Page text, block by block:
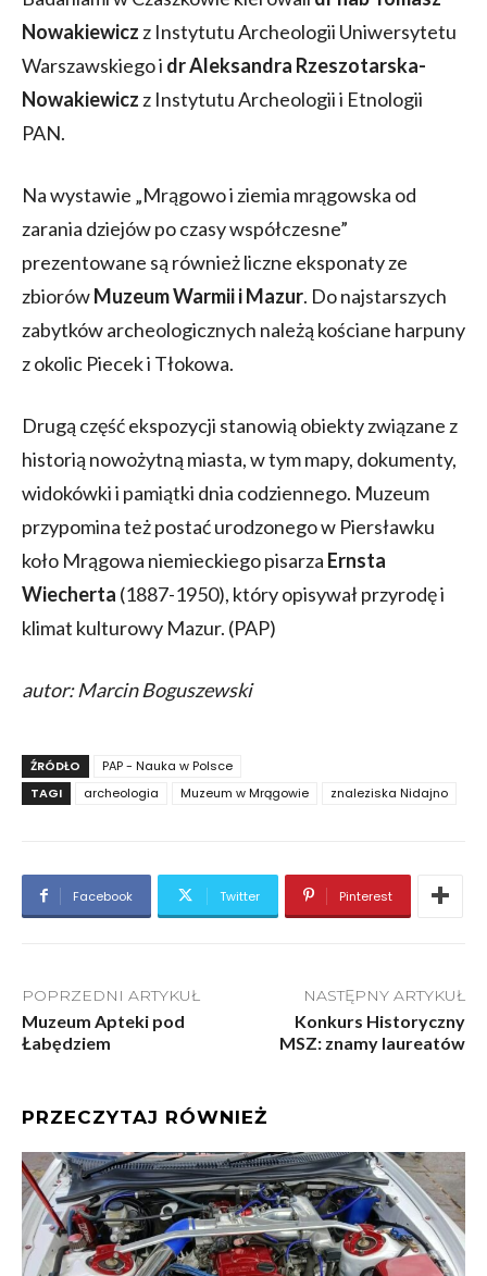
Nowakiewicz z Instytutu Archeologii Uniwersytetu
Warszawskiego i dr Aleksandra Rzeszotarska-
Nowakiewicz z Instytutu Archeologii i Etnologii
PAN.
Na wystawie „Mrągowo i ziemia mrągowska od
zarania dziejów po czasy współczesne”
prezentowane są również liczne eksponaty ze
zbiorówMuzeum Warmii i Mazur. Do najstarszych
zabytków archeologicznych należą kościane harpuny
z okolic Piecek i Tłokowa.
Drugą część ekspozycji stanowią obiekty związane z
historią nowożytną miasta, w tym mapy, dokumenty,
widokówki i pamiątki dnia codziennego. Muzeum
przypomina też postać urodzonego w Piersławku
koło Mrągowa niemieckiego pisarza Ernsta
Wiecherta (1887-1950), który opisywał przyrodę i
klimat kulturowy Mazur. (PAP)
autor: Marcin Boguszewski
ŹRÓDŁO
PAP - Nauka w Polsce
TAGI
archeologia Muzeum w Mrągowie znaleziska Nidajno
Facebook Twitter Pinterest
POPRZEDNI ARTYKUŁ
Muzeum Apteki pod
Łabędziem
NASTĘPNY ARTYKUŁ
Konkurs Historyczny
MSZ: znamy laureatów
PRZECZYTAJ RÓWNIEŻ